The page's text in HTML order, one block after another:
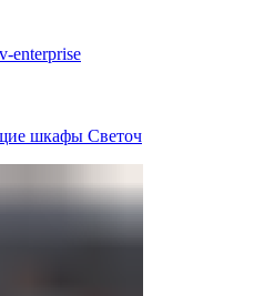
шкафы Светоч